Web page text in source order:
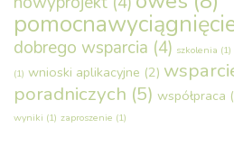
dobrego wsparcia (4) szkolenia (1)
(1) wnioski aplikacyjne (2)
poradniczych (5) współpraca
wyniki (1) zaproszenie (1)